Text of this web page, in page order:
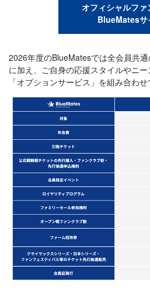
オフィシャルファ
BlueMatesサ
2026年度のBlueMatesでは全会員共通
に加え、ご自身の応援スタイルやニ
「オプションサービス」を組み合わ